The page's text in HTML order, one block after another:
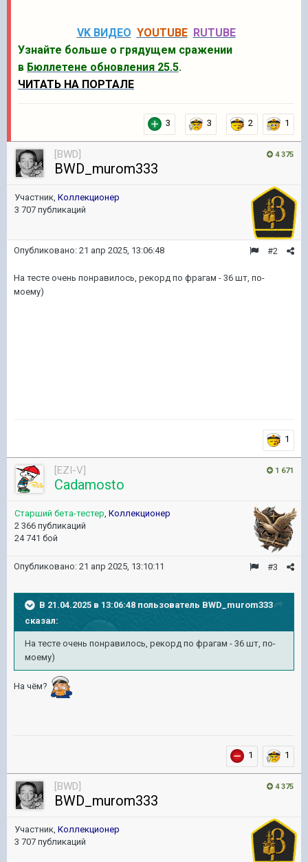
VK ВИДЕО YOUTUBE RUTUBE
Узнайте больше о грядущем сражении
в Бюллетене обновления 25.5.
ЧИТАТЬ НА ПОРТАЛЕ
3 3 2 1
4 375
[BWD]
BWD_murom333
Участник, Коллекционер
3 707 публикаций
#2
Опубликовано: 21 апр 2025, 13:06:48
На тесте очень понравилось, рекорд по фрагам - 36 шт, по-
моему)
1
1 671
[EZI-V]
Cadamosto
Старший бета-тестер, Коллекционер
2 366 публикаций
24 741 бой
#3
Опубликовано: 21 апр 2025, 13:10:11
В 21.04.2025 в 13:06:48 пользователь BWD_murom333
сказал:
На тесте очень понравилось, рекорд по фрагам - 36 шт, по-
моему)
На чём?
1 1
4 375
[BWD]
BWD_murom333
Участник, Коллекционер
3 707 публикаций